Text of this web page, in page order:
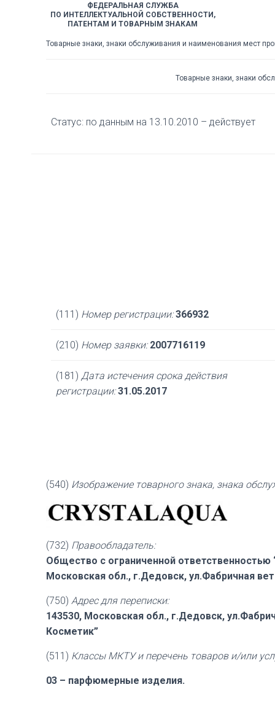
ФЕДЕРАЛЬНАЯ СЛУЖБА
ПО ИНТЕЛЛЕКТУАЛЬНОЙ СОБСТВЕННОСТИ,
ПАТЕНТАМ И ТОВАРНЫМ ЗНАКАМ
Товарные знаки, знаки обслуживания и наименования мест
Товарные знаки, знаки
Статус: по данным на 13.10.2010 – действует
(111) Номер регистрации: 366932
(210) Номер заявки: 2007716119
(181) Дата истечения срока действия
регистрации: 31.05.2017
(540) Изображение товарного знака, знака
(732) Правообладатель:
Общество с ограниченной ответственностью
Московская обл., г.Дедовск, ул.Фабричная
(750) Адрес для переписки:
143530, Московская обл., г.Дедовск,
Косметик”
(511) Классы МКТУ и перечень товаров и/или
03 – парфюмерные изделия.